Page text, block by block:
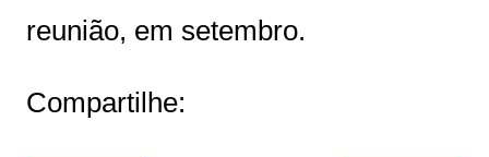
reunião, em setembro.
Compartilhe: